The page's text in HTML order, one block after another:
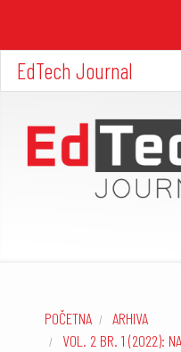
sadržaj
stranice
Glavni
sadržaj
EdTech Journal
POČETNA
ARHIVA
VOL. 2 BR. 1 (2022):